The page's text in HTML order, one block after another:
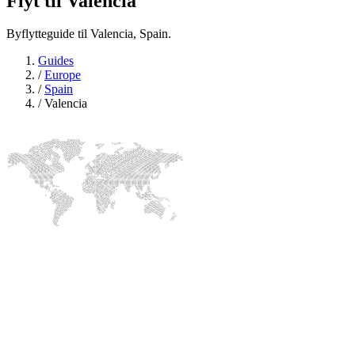
Byflytteguide til Valencia, Spain.
Guides
/Europe
/ Spain
/Valencia